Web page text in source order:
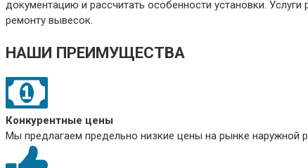
документацию и рассчитать особенности установки.
ремонту вывесок.
НАШИ ПРЕИМУЩЕСТВА
Конкурентные цены
Мы предлагаем предельно низкие цены на рынке наружной